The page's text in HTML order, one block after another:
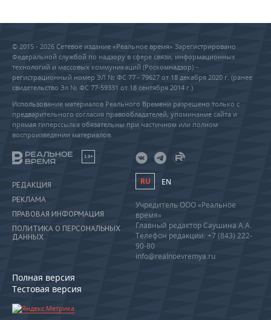
© 2015 - 2026 Сетевое издание «Реальное время» Зарегистрировано
Федеральной службой по надзору в сфере связи, информационных
технологий и массовых коммуникаций (Роскомнадзор) –
регистрационный номер ЭЛ № ФС 77 - 79627 от 18 декабря 2020 г. (ранее
свидетельство Эл № ФС 77-59331 от 18 сентября 2014 г.)
Использование материалов Реального Времени разрешено только с
предварительного согласия правообладателей, упоминание сайта и
прямая гиперссылка обязательны при частичном или полном
воспроизведении материалов.
18+
РЕДАКЦИЯ
РЕКЛАМА
ПРАВОВАЯ ИНФОРМАЦИЯ
ПОЛИТИКА О ПЕРСОНАЛЬНЫХ
ДАННЫХ
Полная версия
Тестовая версия
RU EN
Учредитель ООО «Реальное
время»
Главный редактор Саушина А.А.
Телефон редакции: +7 (843) 222-
90-80
info@realnoevremya.ru